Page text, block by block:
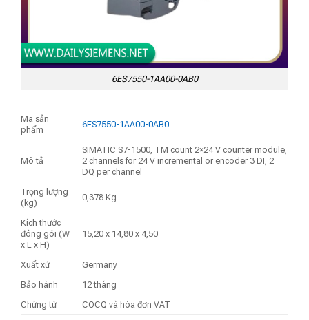
6ES7550-1AA00-0AB0
Mã sản
phẩm
6ES7550-1AA00-0AB0
Mô tả
SIMATIC S7-1500, TM count 2×24 V counter module,
2 channels for 24 V incremental or encoder 3 DI, 2
DQ per channel
Trọng lượng
(kg)
0,378 Kg
Kích thước
đóng gói (W
x L x H)
15,20 x 14,80 x 4,50
Xuất xứ
Germany
Bảo hành
12 tháng
Chứng từ
COCQ và hóa đơn VAT